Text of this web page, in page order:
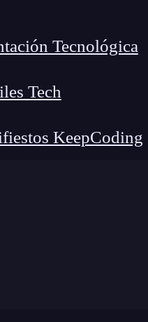
Tecnológica
Tech
KeepCoding